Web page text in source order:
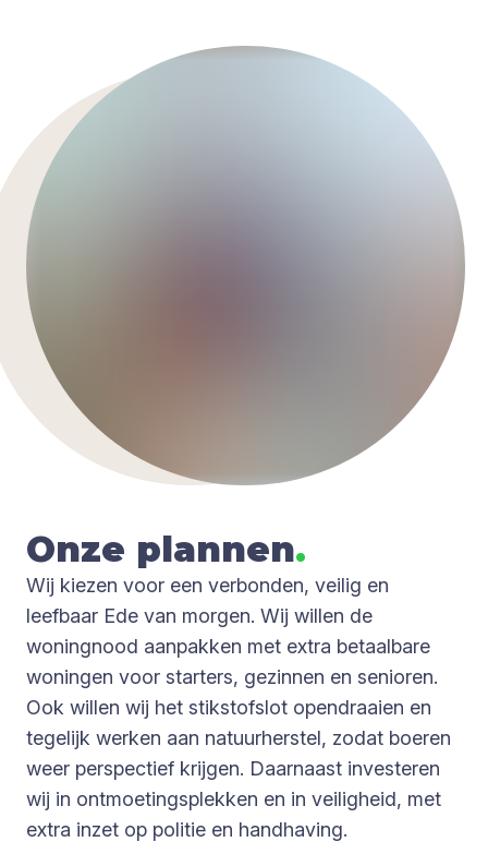
Onze plan­nen.
Wij kiezen voor een verbonden, veilig en
leefbaar Ede van morgen. Wij willen de
woningnood aanpakken met extra betaalbare
woningen voor starters, gezinnen en senioren.
Ook willen wij het stikstofslot opendraaien en
tegelijk werken aan natuurherstel, zodat boeren
weer perspectief krijgen. Daarnaast investeren
wij in ontmoetingsplekken en in veiligheid, met
extra inzet op politie en handhaving.